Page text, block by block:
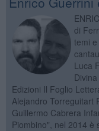
di
temi
Luca
Edizioni Il Foglio
Alejandro Torreguitart
Guillermo Cabrera
Piombino", nel 2014 è